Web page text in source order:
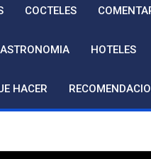
COCTELES
HOTELES
HACER